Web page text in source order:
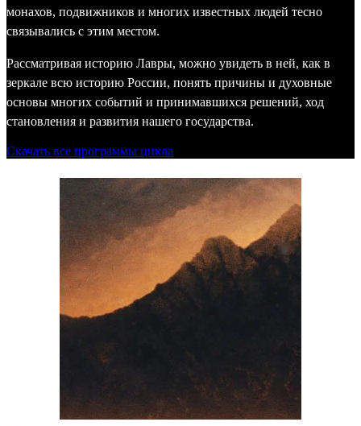
монахов, подвижников и многих известных людей тесно
связывались с этим местом.
Рассматривая историю Лавры, можно увидеть в ней, как в
зеркале всю историю России, понять причины и духовные
основы многих событий и принимавшихся решений, ход
становления и развития нашего государства.
Скачать все программы цикла